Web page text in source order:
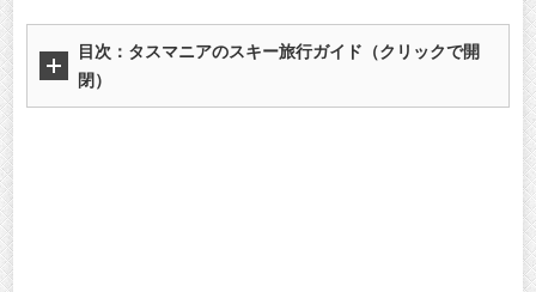
目次： タスマニアのスキー旅行ガイド （クリックで開
閉）